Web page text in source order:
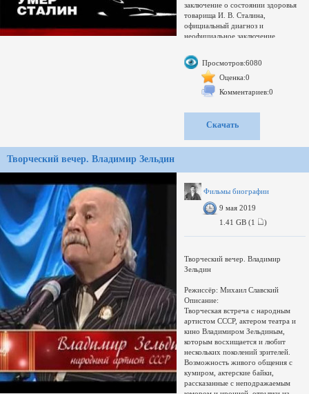
заключение о состоянии здоровья
товарища И. В. Сталина,
официальный диагноз и
неофициальное заключение
медицинских осмотров. Зрители
узнают о том, что до сих пор
оставалось тайной: к примеру, что к
бальзамированию врачи начали
готовиться задолго до смерти «отца
Василий Ерастович) сколотил из
неструганых досок, а текст
некролога утвердили еще 2 марта.
рассекреченный и еще не известный
большинству российских ученых:
10 страниц скрупулезного анализа,
проведенного в ночь с 5 на 6 марта.
Просмотров:6080
Оценка:0
Комментариев:0
Скачать
Творческий вечер. Владимир Зельдин
Фильмы биографии
9 мая 2019
1.41 GB (1
)
Творческий вечер. Владимир
Зельдин
Режиссёр: Михаил Славский
Описание:
Творческая встреча с народным
артистом СССР, актером театра и
кино Владимиром Зельдиным,
которым восхищается и любит
нескольких поколений зрителей.
Возможность живого общения с
кумиром, актерские байки,
рассказанные с неподражаемым